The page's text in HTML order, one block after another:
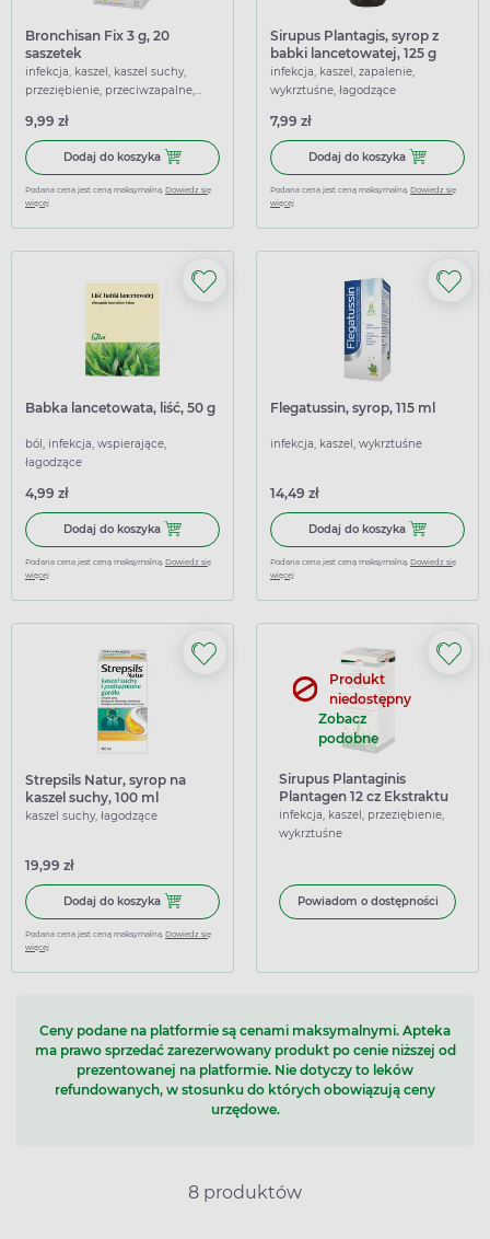
Bronchisan Fix 3 g, 20
saszetek
infekcja, kaszel, kaszel suchy,
przeziębienie, przeciwzapalne,
9,99 zł
Dodaj do koszyka Dodaj do koszyka Bronchisan Fix 3 g, 20 saszetek
Podana cena jest ceną maksymalną. Dowiedz się
więcej
Sirupus Plantagis, syrop z
babki lancetowatej, 125 g
infekcja, kaszel, zapalenie,
wykrztuśne, łagodzące
7,99 zł
Dodaj do koszyka Dodaj do
Podana cena jest ceną maksymalną. Dowiedz się
więcej
Babka lancetowata, liść, 50 g
ból, infekcja, wspierające,
łagodzące
4,99 zł
Dodaj do koszyka Dodaj do koszyka Babka lancetowata, liść, 50 g
Podana cena jest ceną maksymalną. Dowiedz się
więcej
Flegatussin, syrop, 115 ml
infekcja, kaszel, wykrztuśne
14,49 zł
Dodaj do koszyka Dodaj do
Podana cena jest ceną maksymalną. Dowiedz się
więcej
Strepsils Natur, syrop na
kaszel suchy, 100 ml
kaszel suchy, łagodzące
19,99 zł
Dodaj do koszyka Dodaj do koszyka Strepsils Natur, syrop na kaszel suchy,
Podana cena jest ceną maksymalną. Dowiedz się
więcej
Produkt
niedostępny
Zobacz
podobne
Sirupus Plantaginis
Plantagen 12 cz Ekstraktu
z Babki Lancetowatej, 125
g
infekcja, kaszel, przeziębienie,
wykrztuśne
Powiadom o dostępności
Ceny podane na platformie są cenami maksymalnymi. Apteka
ma prawo sprzedać zarezerwowany produkt po cenie niższej od
prezentowanej na platformie. Nie dotyczy to leków
refundowanych, w stosunku do których obowiązują ceny
urzędowe.
8 produktów